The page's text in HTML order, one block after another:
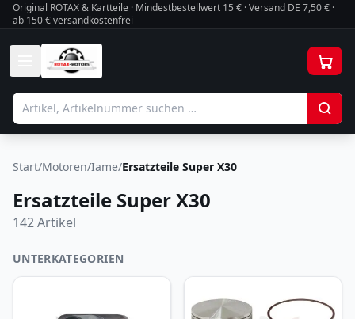
Original ROTAX & Kartteile · Mindestbestellwert 15 € · Versand DE 7,50 € ·
ab 150 € versandkostenfrei
Start/Motoren/Iame/Ersatzteile Super X30
Ersatzteile Super X30
142Artikel
UNTERKATEGORIEN